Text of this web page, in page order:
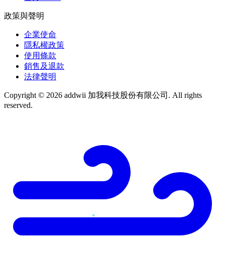
政策與聲明
企業使命
隱私權政策
使用條款
銷售及退款
法律聲明
Copyright © 2026 addwii 加我科技股份有限公司. All rights
reserved.